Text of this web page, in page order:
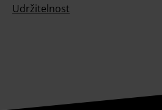
Udržitelnost